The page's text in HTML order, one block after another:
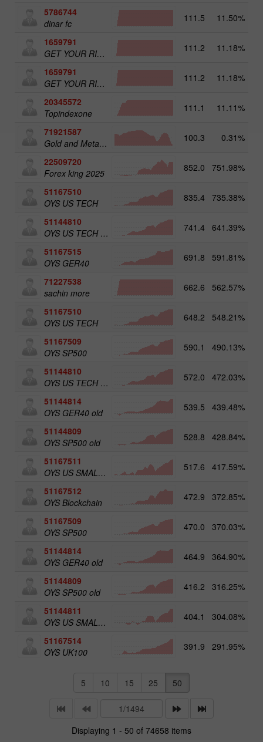
5786744
dinar fc
111.5 11.50%
1659791
GET YOUR RICHES ORG.1
111.2 11.18%
1659791
GET YOUR RICHES ORG.1
111.2 11.18%
20345572
Topindexone
111.1 11.11%
71921587
Gold and Metals 50
100.3 0.31%
22509720
Forex king 2025
852.0 751.98%
51167510
OYS US TECH
835.4 735.38%
51144810
OYS US TECH old
741.4 641.39%
51167515
OYS GER40
691.8 591.81%
71227538
sachin more
662.6 562.57%
51167510
OYS US TECH
648.2 548.21%
51167509
OYS SP500
590.1 490.13%
51144810
OYS US TECH old
572.0 472.03%
51144814
OYS GER40 old
539.5 439.48%
51144809
OYS SP500 old
528.8 428.84%
51167511
OYS US SMALL CAPS
517.6 417.59%
51167512
OYS Blockchain
472.9 372.85%
51167509
OYS SP500
470.0 370.03%
51144814
OYS GER40 old
464.9 364.90%
51144809
OYS SP500 old
416.2 316.25%
51144811
OYS US SMALL CAPS old
404.1 304.08%
51167514
OYS UK100
391.9 291.95%
5 10 15 25 50
Displaying 1 - 50 of 74658 items